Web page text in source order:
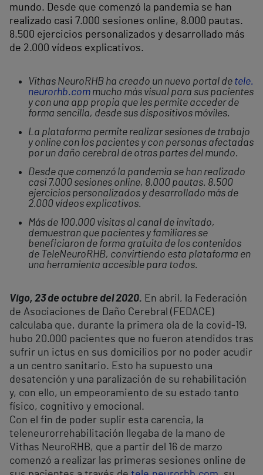
mundo. Desde que comenzó la pandemia se han
realizado casi 7.000 sesiones online, 8.000 pautas.
8.500 ejercicios personalizados y desarrollado más
de 2.000 vídeos explicativos.
Vithas NeuroRHB ha creado un nuevo portal de tele.
neurorhb.com mucho más visual para sus pacientes
y con una app propia que les permite acceder de
forma sencilla, desde sus dispositivos móviles.
La plataforma permite realizar sesiones de trabajo
y online con los pacientes y con personas afectadas
por un daño cerebral de otras partes del mundo.
Desde que comenzó la pandemia se han realizado
casi 7.000 sesiones online, 8.000 pautas. 8.500
ejercicios personalizados y desarrollado más de
2.000 vídeos explicativos.
Más de 100.000 visitas al canal de invitado,
demuestran que pacientes y familiares se
beneficiaron de forma gratuita de los contenidos
de TeleNeuroRHB, convirtiendo esta plataforma en
una herramienta accesible para todos.
Vigo, 23 de octubre del 2020. En abril, la Federación
de Asociaciones de Daño Cerebral (FEDACE)
calculaba que, durante la primera ola de la covid-19,
hubo 20.000 pacientes que no fueron atendidos tras
sufrir un ictus en sus domicilios por no poder acudir
a un centro sanitario. Esto ha supuesto una
desatención y una paralización de su rehabilitación
y, con ello, un empeoramiento de su estado tanto
físico, cognitivo y emocional.
Con el fin de poder suplir esta carencia, la
teleneurorrehabilitación llegaba de la mano de
Vithas NeuroRHB, que a partir del 16 de marzo
comenzó a realizar las primeras sesiones online de